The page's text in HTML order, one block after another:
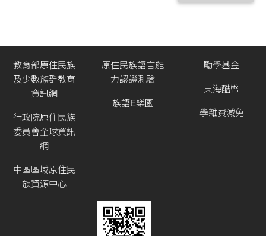
教育部原住民族
及少數族群教育
資訊網
行政院原住民族
委員會全球資訊
網
中區區域原住民
族資源中心
原住民族語言能
力認證測驗
族語E樂園
勵學基金
東海酷幣
學雜費減免